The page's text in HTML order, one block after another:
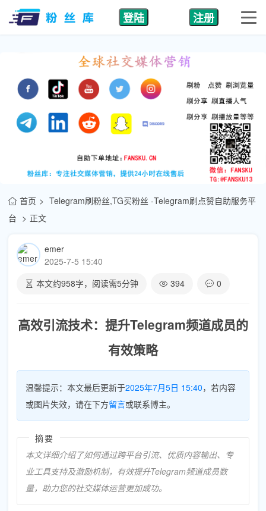
登陆 注册
首页
Telegram刷粉丝,TG买粉丝 -Telegram刷点赞自助服务平
台
正文
emer
2025-7-5 15:40
本文约958字，阅读需5分钟 394 0
高效引流技术：提升Telegram频道成员的
有效策略
温馨提示：本文最后更新于2025年7月5日 15:40，若内容
或图片失效，请在下方留言或联系博主。
摘要
本文详细介绍了如何通过跨平台引流、优质内容输出、专
业工具支持及激励机制，有效提升Telegram频道成员数
量，助力您的社交媒体运营更加成功。